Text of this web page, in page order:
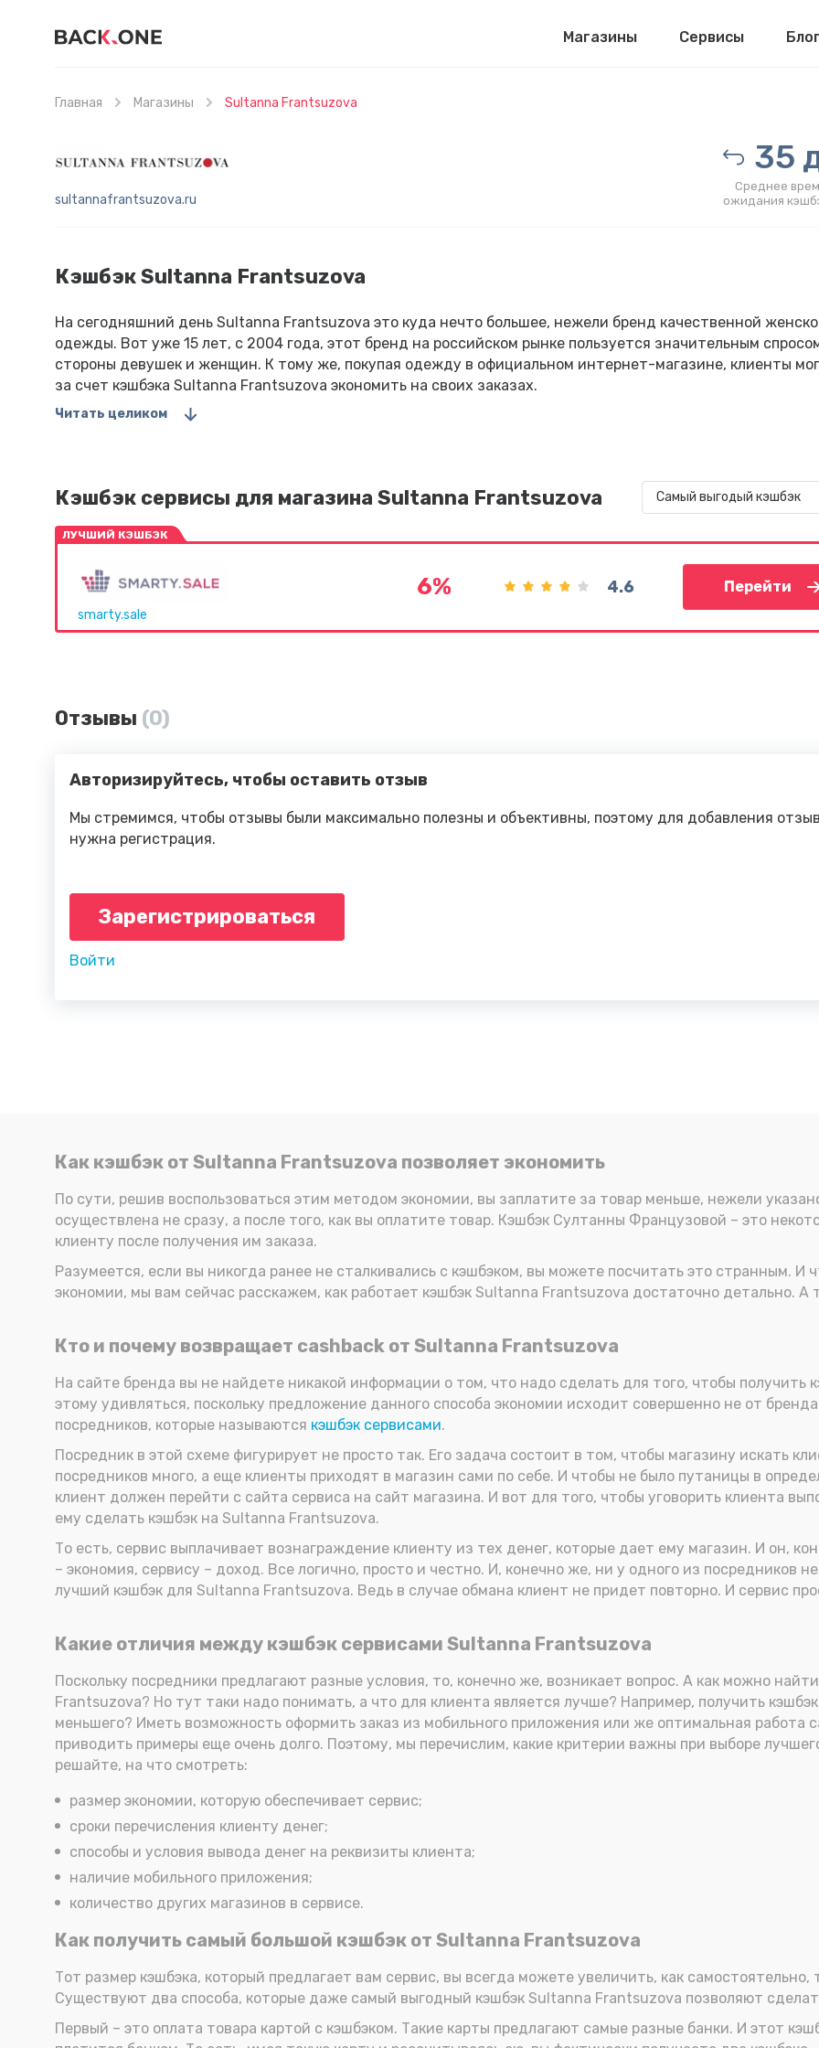
Магазины Сервисы
Главная Магазины Sultanna Frantsuzova
sultannafrantsuzova.ru
35
Среднее
ожидания
Кэшбэк Sultanna Frantsuzova
На сегодняшний день Sultanna Frantsuzova это куда нечто большее, нежели бренд качественной
одежды. Вот уже 15 лет, с 2004 года, этот бренд на российском рынке пользуется значительным
стороны девушек и женщин. К тому же, покупая одежду в официальном интернет-магазине, клиенты
за счет кэшбэка Sultanna Frantsuzova экономить на своих заказах.
Читать целиком
Кэшбэк сервисы для магазина Sultanna Frantsuzova Самый выгодый кэшбэк
ЛУЧШИЙ КЭШБЭК
smarty.sale
6% 4.6 Перейти
Отзывы (0)
Авторизируйтесь, чтобы оставить отзыв
Мы стремимся, чтобы отзывы были максимально полезны и объективны, поэтому для добавления
нужна регистрация.
Зарегистрироваться
Войти
Как кэшбэк от Sultanna Frantsuzova позволяет экономить
По сути, решив воспользоваться этим методом экономии, вы заплатите за товар меньше, нежели
осуществлена не сразу, а после того, как вы оплатите товар. Кэшбэк Султанны Французовой – это
клиенту после получения им заказа.
Разумеется, если вы никогда ранее не сталкивались с кэшбэком, вы можете посчитать это странным. И
экономии, мы вам сейчас расскажем, как работает кэшбэк Sultanna Frantsuzova достаточно детально. А
Кто и почему возвращает cashback от Sultanna Frantsuzova
На сайте бренда вы не найдете никакой информации о том, что надо сделать для того, чтобы получить
этому удивляться, поскольку предложение данного способа экономии исходит совершенно не от
посредников, которые называются кэшбэк сервисами.
Посредник в этой схеме фигурирует не просто так. Его задача состоит в том, чтобы магазину искать
посредников много, а еще клиенты приходят в магазин сами по себе. И чтобы не было путаницы в
клиент должен перейти с сайта сервиса на сайт магазина. И вот для того, чтобы уговорить клиента
ему сделать кэшбэк на Sultanna Frantsuzova.
То есть, сервис выплачивает вознаграждение клиенту из тех денег, которые дает ему магазин. И он,
– экономия, сервису – доход. Все логично, просто и честно. И, конечно же, ни у одного из посредников
лучший кэшбэк для Sultanna Frantsuzova. Ведь в случае обмана клиент не придет повторно. И сервис
Какие отличия между кэшбэк сервисами Sultanna Frantsuzova
Поскольку посредники предлагают разные условия, то, конечно же, возникает вопрос. А как можно
Frantsuzova? Но тут таки надо понимать, а что для клиента является лучше? Например, получить
меньшего? Иметь возможность оформить заказ из мобильного приложения или же оптимальная работа
приводить примеры еще очень долго. Поэтому, мы перечислим, какие критерии важны при выборе
решайте, на что смотреть:
размер экономии, которую обеспечивает сервис;
сроки перечисления клиенту денег;
способы и условия вывода денег на реквизиты клиента;
наличие мобильного приложения;
количество других магазинов в сервисе.
Как получить самый большой кэшбэк от Sultanna Frantsuzova
Тот размер кэшбэка, который предлагает вам сервис, вы всегда можете увеличить, как
Существуют два способа, которые даже самый выгодный кэшбэк Sultanna Frantsuzova позволяют
Первый – это оплата товара картой с кэшбэком. Такие карты предлагают самые разные банки. И этот